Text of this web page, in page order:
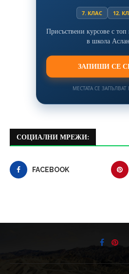
7. КЛАС 12.
Присъствени курсове с топ
в школа
ЗАПИШИ СЕ
МЕСТАТА СЕ ЗАПЪЛВАТ
СОЦИАЛНИ МРЕЖИ:
FACEBOOK